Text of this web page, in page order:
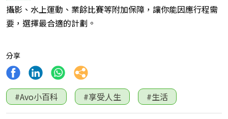
攝影、水上運動、業餘比賽等附加保障，讓你能因應行程需
要，選擇最合適的計劃。
分享
#Avo小百科 #享受人生 #生活